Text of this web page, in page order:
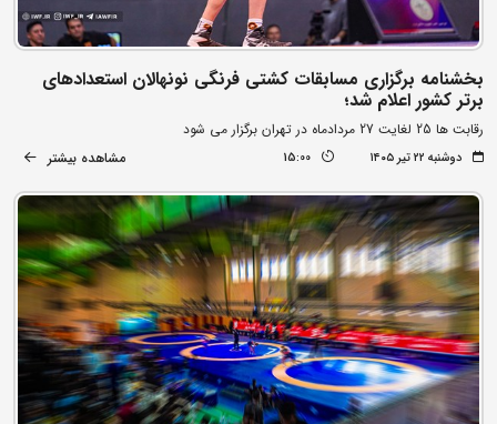
بخشنامه برگزاری مسابقات کشتی فرنگی نونهالان استعدادهای
برتر کشور اعلام شد؛
رقابت ها 25 لغایت 27 مردادماه در تهران برگزار می شود
دوشنبه ۲۲ تیر ۱۴۰۵ 15:00 مشاهده بیشتر